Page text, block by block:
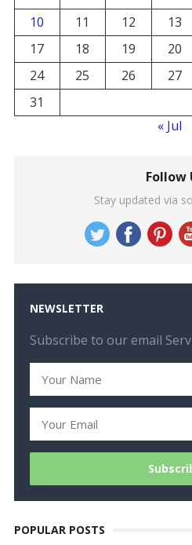
10
11 12 13
17
18 19 20
24
25 26 27
31
« Jul
Follow
Stay updated via
NEWSLETTER
Subscribe to our email
POPULAR POSTS